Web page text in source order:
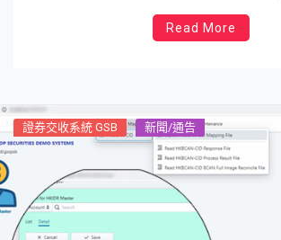
Read More
證券交收系統 GSB 新聞/通告